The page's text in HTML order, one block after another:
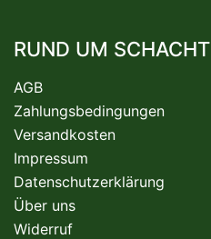
RUND UM SCHACHT
AGB
Zahlungsbedingungen
Versandkosten
Impressum
Datenschutzerklärung
Über uns
Widerruf